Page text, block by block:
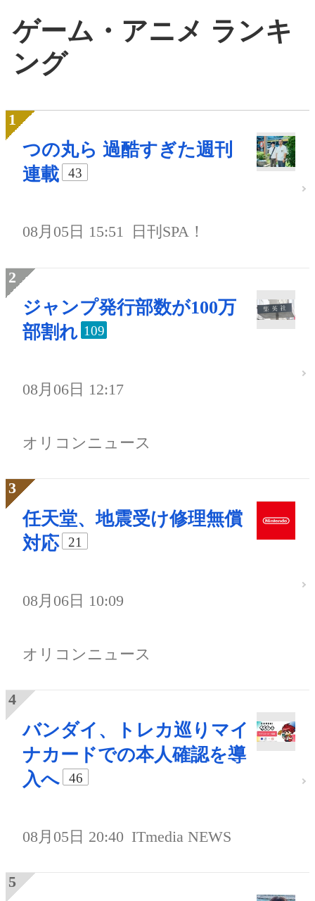
ゲーム・アニメ ランキ
ング
つの丸ら 過酷すぎた週刊
連載
43
08月05日 15:51 日刊SPA！
ジャンプ発行部数が100万
部割れ 109
08月06日 12:17
オリコンニュース
任天堂、地震受け修理無償
対応
21
08月06日 10:09
オリコンニュース
バンダイ、トレカ巡りマイ
ナカードでの本人確認を導
入へ
46
08月05日 20:40 ITmedia NEWS